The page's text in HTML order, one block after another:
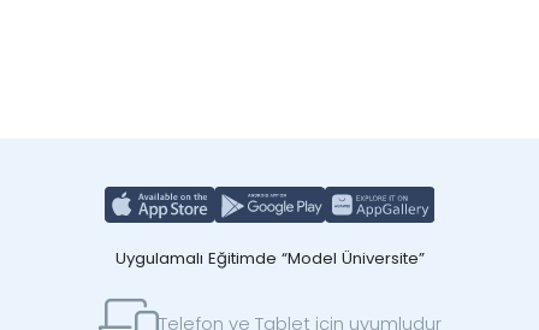
Uygulamalı Eğitimde “Model Üniversite”
Telefon ve Tablet için uyumludur